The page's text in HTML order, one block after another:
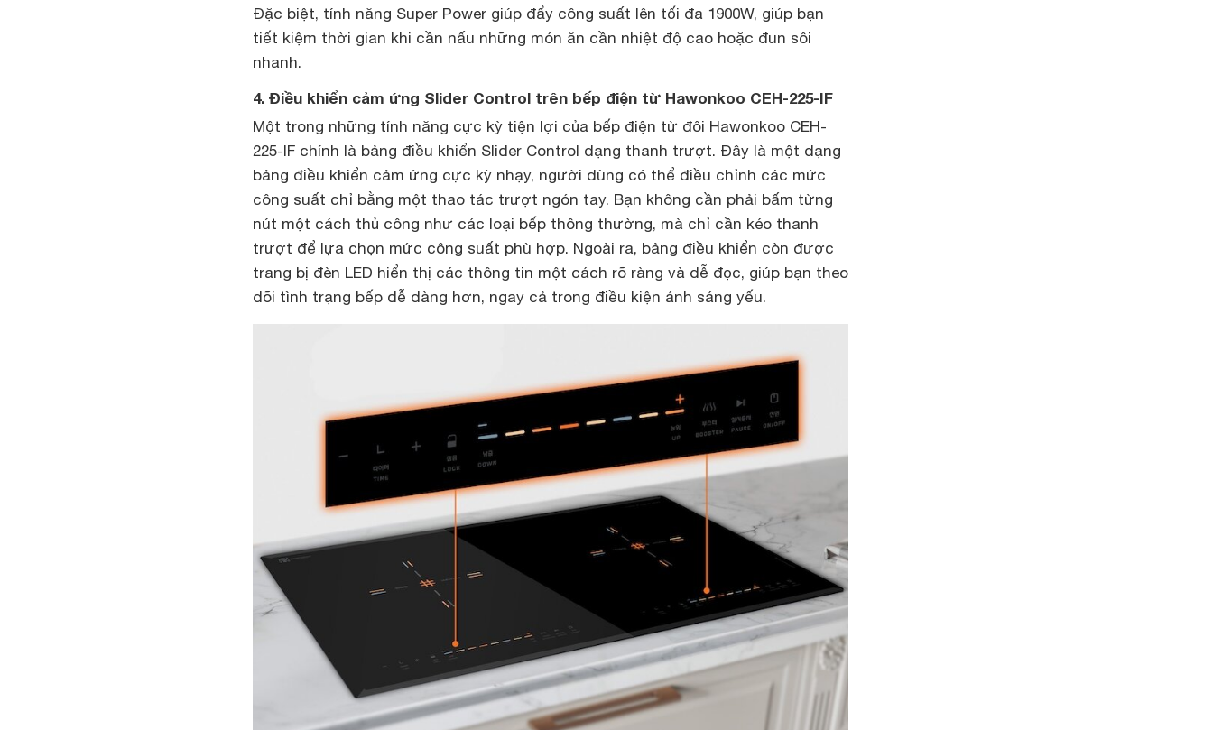
Đặc biệt, tính năng Super Power giúp đẩy công suất lên tối đa 1900W, giúp bạn
tiết kiệm thời gian khi cần nấu những món ăn cần nhiệt độ cao hoặc đun sôi
nhanh.
4. Điều khiển cảm ứng Slider Control trên bếp điện từ Hawonkoo CEH-225-IF
Một trong những tính năng cực kỳ tiện lợi của bếp điện từ đôi Hawonkoo CEH-
225-IF chính là bảng điều khiển Slider Control dạng thanh trượt. Đây là một dạng
bảng điều khiển cảm ứng cực kỳ nhạy, người dùng có thể điều chỉnh các mức
công suất chỉ bằng một thao tác trượt ngón tay. Bạn không cần phải bấm từng
nút một cách thủ công như các loại bếp thông thường, mà chỉ cần kéo thanh
trượt để lựa chọn mức công suất phù hợp. Ngoài ra, bảng điều khiển còn được
trang bị đèn LED hiển thị các thông tin một cách rõ ràng và dễ đọc, giúp bạn theo
dõi tình trạng bếp dễ dàng hơn, ngay cả trong điều kiện ánh sáng yếu.